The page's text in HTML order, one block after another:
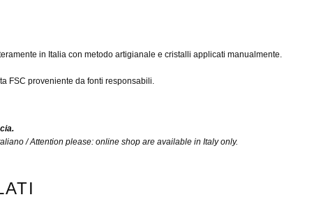
in Italia con metodo artigianale e cristalli applicati manualmente.
FSC proveniente da fonti responsabili.
/ Attention please: online shop are available in Italy only.